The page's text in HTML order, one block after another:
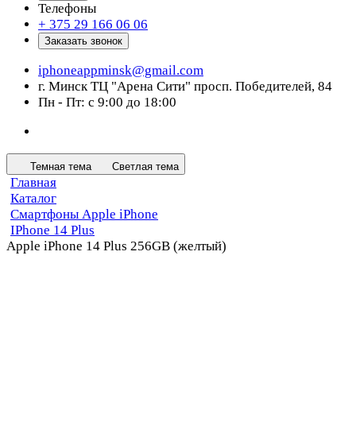
Телефоны
+ 375 29 166 06 06
Заказать звонок
iphoneappminsk@gmail.com
г. Минск ТЦ "Арена Сити" просп. Победителей, 84
Пн - Пт: с 9:00 до 18:00
Темная тема Светлая тема
Главная
Каталог
Смартфоны Apple iPhone
IPhone 14 Plus
Apple iPhone 14 Plus 256GB (желтый)